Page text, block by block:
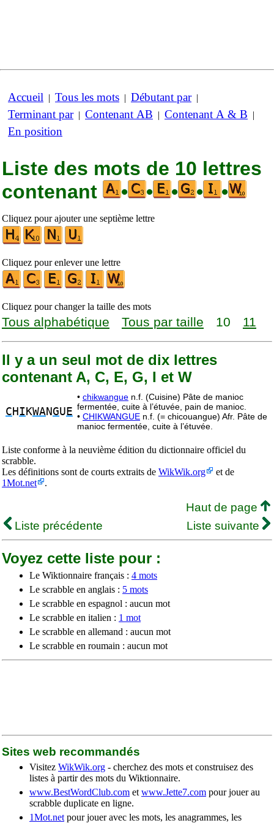
Accueil | Tous les mots | Débutant par|
Terminant par| Contenant AB | Contenant A & B |
En position
Liste des mots de 10 lettres
contenant
• • • • •
Cliquez pour ajouter une septième lettre
Cliquez pour enlever une lettre
Cliquez pour changer la taille des mots
Tous alphabétique Tous par taille 10 11
Il y a un seul mot de dix lettres
contenant A, C, E, G, I et W
C H I KWANGU E
• chikwangue n.f. (Cuisine) Pâte de manioc
fermentée, cuite à l’étuvée, pain de manioc.
• CHIKWANGUE n.f. (= chicouangue) Afr. Pâte de
manioc fermentée, cuite à l’étuvée.
Liste conforme à la neuvième édition du dictionnaire officiel du
scrabble.
Les définitions sont de courts extraits de WikWik.org
et de
1Mot.net
.
Haut de page
Liste précédente
Liste suivante
Voyez cette liste pour :
Le Wiktionnaire français : 4 mots
Le scrabble en anglais : 5 mots
Le scrabble en espagnol : aucun mot
Le scrabble en italien : 1 mot
Le scrabble en allemand : aucun mot
Le scrabble en roumain : aucun mot
Sites web recommandés
Visitez WikWik.org - cherchez des mots et construisez des
listes à partir des mots du Wiktionnaire.
www.BestWordClub.com et www.Jette7.com pour jouer au
scrabble duplicate en ligne.
1Mot.net pour jouer avec les mots, les anagrammes, les